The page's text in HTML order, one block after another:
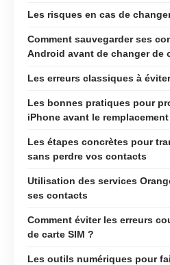
Les risques en cas de
Comment sauvegarder ses
Android avant de changer de
Les erreurs classiques à
Les bonnes pratiques pour
iPhone avant le
Les étapes concrètes pour
sans perdre vos contacts
Utilisation des services
ses contacts
Comment éviter les erreurs
de carte SIM ?
Les outils numériques pour